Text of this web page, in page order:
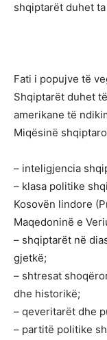
shqiptarët duhet
Fati i popujve të
Shqiptarët duhet
amerikane të
Miqësinë
– inteligjencia
– klasa politike
Kosovën lindore
Maqedoninë e
– shqiptarët në
gjetkë;
– shtresat
dhe historikë;
– qeveritarët dhe
– partitë politike